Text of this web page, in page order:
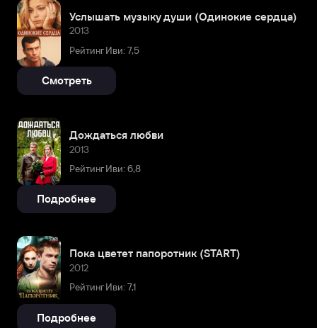
Услышать музыку души (Одинокие сердца)
2013
Рейтинг Иви: 7,5
Смотреть
Дождаться любви
2013
Рейтинг Иви: 6,8
Подробнее
Пока цветет папоротник (START)
2012
Рейтинг Иви: 7,1
Подробнее